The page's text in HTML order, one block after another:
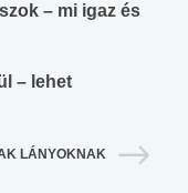
– mi igaz és
– lehet
LÁNYOKNAK